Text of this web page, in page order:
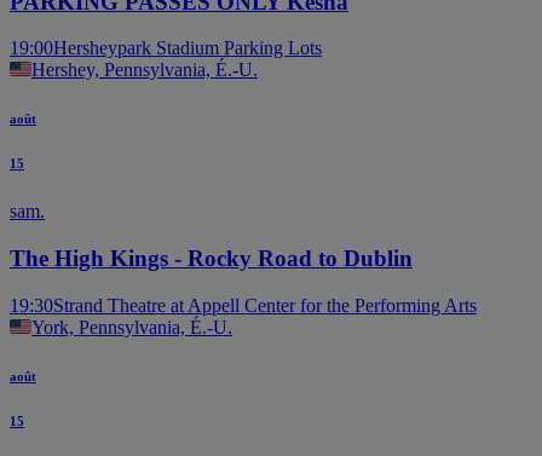
19:00Hersheypark Stadium Parking Lots
Hershey, Pennsylvania, É.-U.
août
15
sam.
The High Kings - Rocky Road to Dublin
19:30Strand Theatre at Appell Center for the Performing Arts
York, Pennsylvania, É.-U.
août
15